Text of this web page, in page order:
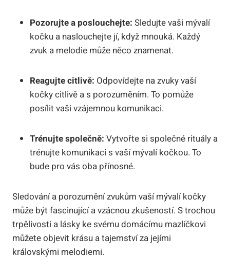
Pozorujte a poslouchejte: Sledujte vaši mývalí
kočku a naslouchejte jí, když mnouká. Každý
zvuk a melodie může něco znamenat.
Reagujte citlivě: Odpovídejte na zvuky vaší
kočky citlivě a s porozuměním. To pomůže
posílit vaši vzájemnou komunikaci.
Trénujte společně: Vytvořte si společné rituály a
trénujte komunikaci s vaší mývalí kočkou. To
bude pro vás oba přínosné.
Sledování a porozumění zvukům vaší mývalí kočky
může být fascinující a vzácnou zkušeností. S trochou
trpělivosti a lásky ke svému domácímu mazlíčkovi
můžete objevit krásu a tajemství za jejími
královskými melodiemi.